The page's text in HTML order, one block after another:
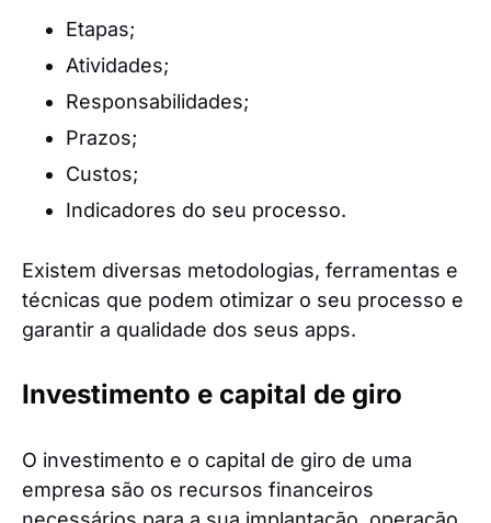
Etapas;
Atividades;
Responsabilidades;
Prazos;
Custos;
Indicadores do seu processo.
Existem diversas metodologias, ferramentas e
técnicas que podem otimizar o seu processo e
garantir a qualidade dos seus apps.
Investimento e capital de giro
O investimento e o capital de giro de uma
empresa são os recursos financeiros